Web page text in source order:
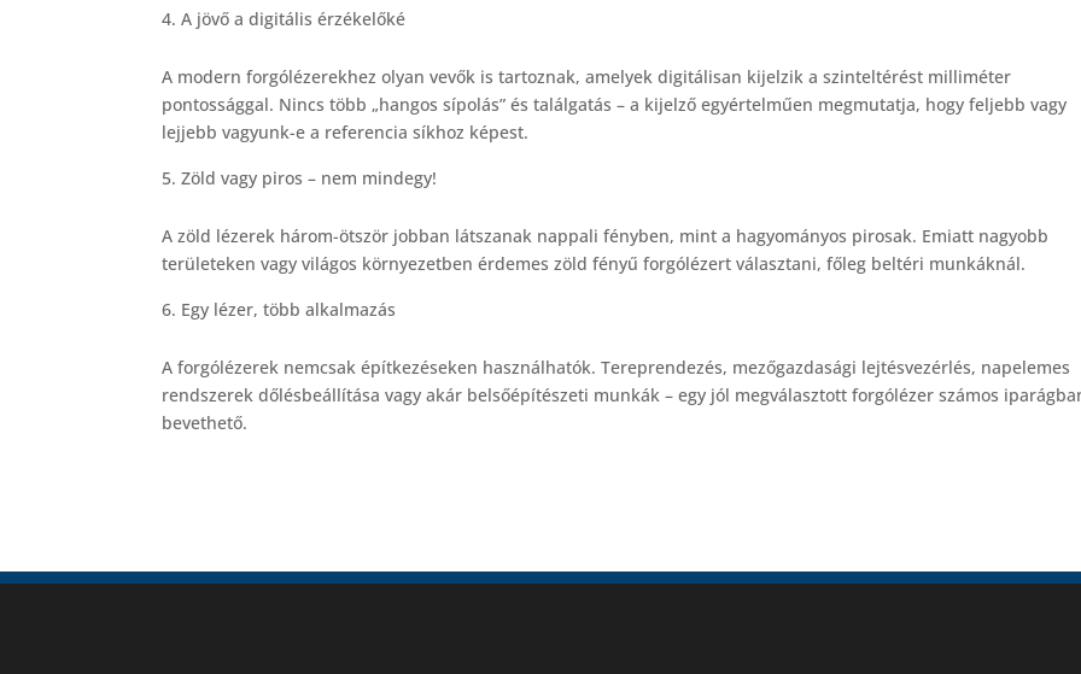
A jövő a digitális érzékelőké
A modern forgólézerekhez olyan vevők is tartoznak, amelyek digitálisan kijelzik a szinteltérést milliméter
pontossággal. Nincs több „hangos sípolás” és találgatás – a kijelző egyértelműen megmutatja, hogy feljebb vagy
lejjebb vagyunk-e a referencia síkhoz képest.
Zöld vagy piros – nem mindegy!
A zöld lézerek három-ötször jobban látszanak nappali fényben, mint a hagyományos pirosak. Emiatt nagyobb
területeken vagy világos környezetben érdemes zöld fényű forgólézert választani, főleg beltéri munkáknál.
Egy lézer, több alkalmazás
A forgólézerek nemcsak építkezéseken használhatók. Tereprendezés, mezőgazdasági lejtésvezérlés, napelemes
rendszerek dőlésbeállítása vagy akár belsőépítészeti munkák – egy jól megválasztott forgólézer számos
bevethető.